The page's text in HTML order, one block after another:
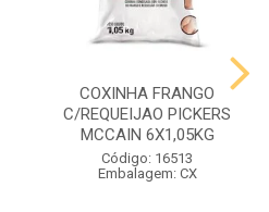
COXINHA FRANGO
C/REQUEIJAO PICKERS
MCCAIN 6X1,05KG
Código: 16513
Embalagem: CX